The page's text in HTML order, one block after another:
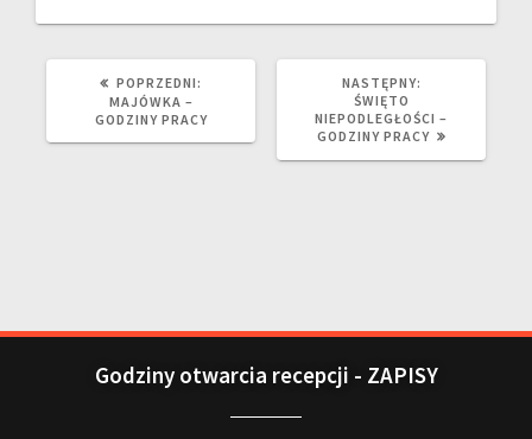
POPRZEDNI:
MAJÓWKA –
GODZINY PRACY
NASTĘPNY:
ŚWIĘTO
NIEPODLEGŁOŚCI –
GODZINY PRACY
Godziny otwarcia recepcji - ZAPISY